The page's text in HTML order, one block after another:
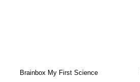
Brainbox My First Science